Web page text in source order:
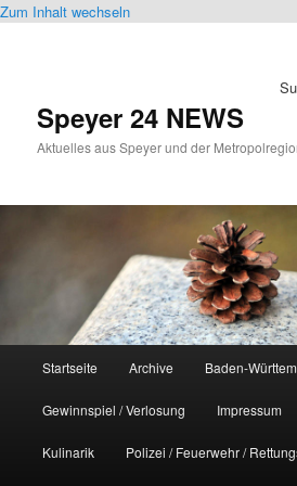
Zum Inhalt wechseln
Speyer 24 NEWS
Aktuelles aus Speyer und der
Startseite Archive Baden-
Gewinnspiel / Verlosung Impressum
Kulinarik Polizei / Feuerwehr /